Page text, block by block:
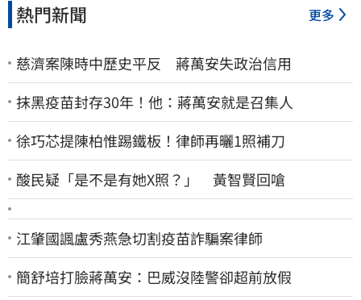
熱門新聞 更多
慈濟案陳時中歷史平反 蔣萬安失政治信用
抹黑疫苗封存30年！他：蔣萬安就是召集人
徐巧芯提陳柏惟踢鐵板！律師再曬1照補刀
酸民疑「是不是有她X照？」 黃智賢回嗆
江肇國諷盧秀燕急切割疫苗詐騙案律師
簡舒培打臉蔣萬安：巴威沒陸警卻超前放假